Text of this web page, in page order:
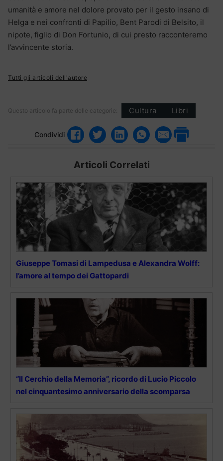
umanità e amore nel dolore provato per il gesto insano di
Helga e nei confronti di Papilio, Bent Parodi di Belsito, il
nipote, figlio di Don Fortunio, di cui presto racconteremo
l’avvincente storia.
Tutti gli articoli dell'autore
Questo articolo fa parte delle categorie: Cultura Libri
Condividi
Articoli Correlati
Giuseppe Tomasi di Lampedusa e Alexandra Wolff:
l’amore al tempo dei Gattopardi
“Il Cerchio della Memoria”, ricordo di Lucio Piccolo
nel cinquantesimo anniversario della scomparsa